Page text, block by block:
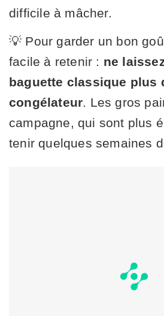
difficile à mâcher.
💡 Pour garder un bon
facile à retenir : ne
baguette classique plus
congélateur . Les gros
campagne, qui sont plus
tenir quelques semaines